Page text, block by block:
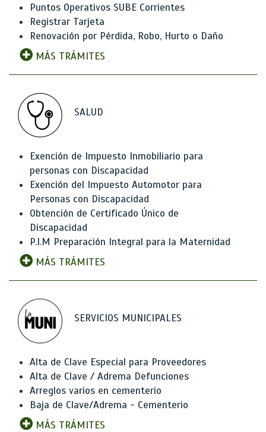
Puntos Operativos SUBE Corrientes
Registrar Tarjeta
Renovación por Pérdida, Robo, Hurto o Daño
MÁS TRÁMITES
SALUD
Exención de Impuesto Inmobiliario para
personas con Discapacidad
Exención del Impuesto Automotor para
Personas con Discapacidad
Obtención de Certificado Único de
Discapacidad
P.I.M Preparación Integral para la Maternidad
MÁS TRÁMITES
SERVICIOS MUNICIPALES
Alta de Clave Especial para Proveedores
Alta de Clave / Adrema Defunciones
Arreglos varios en cementerio
Baja de Clave/Adrema - Cementerio
MÁS TRÁMITES